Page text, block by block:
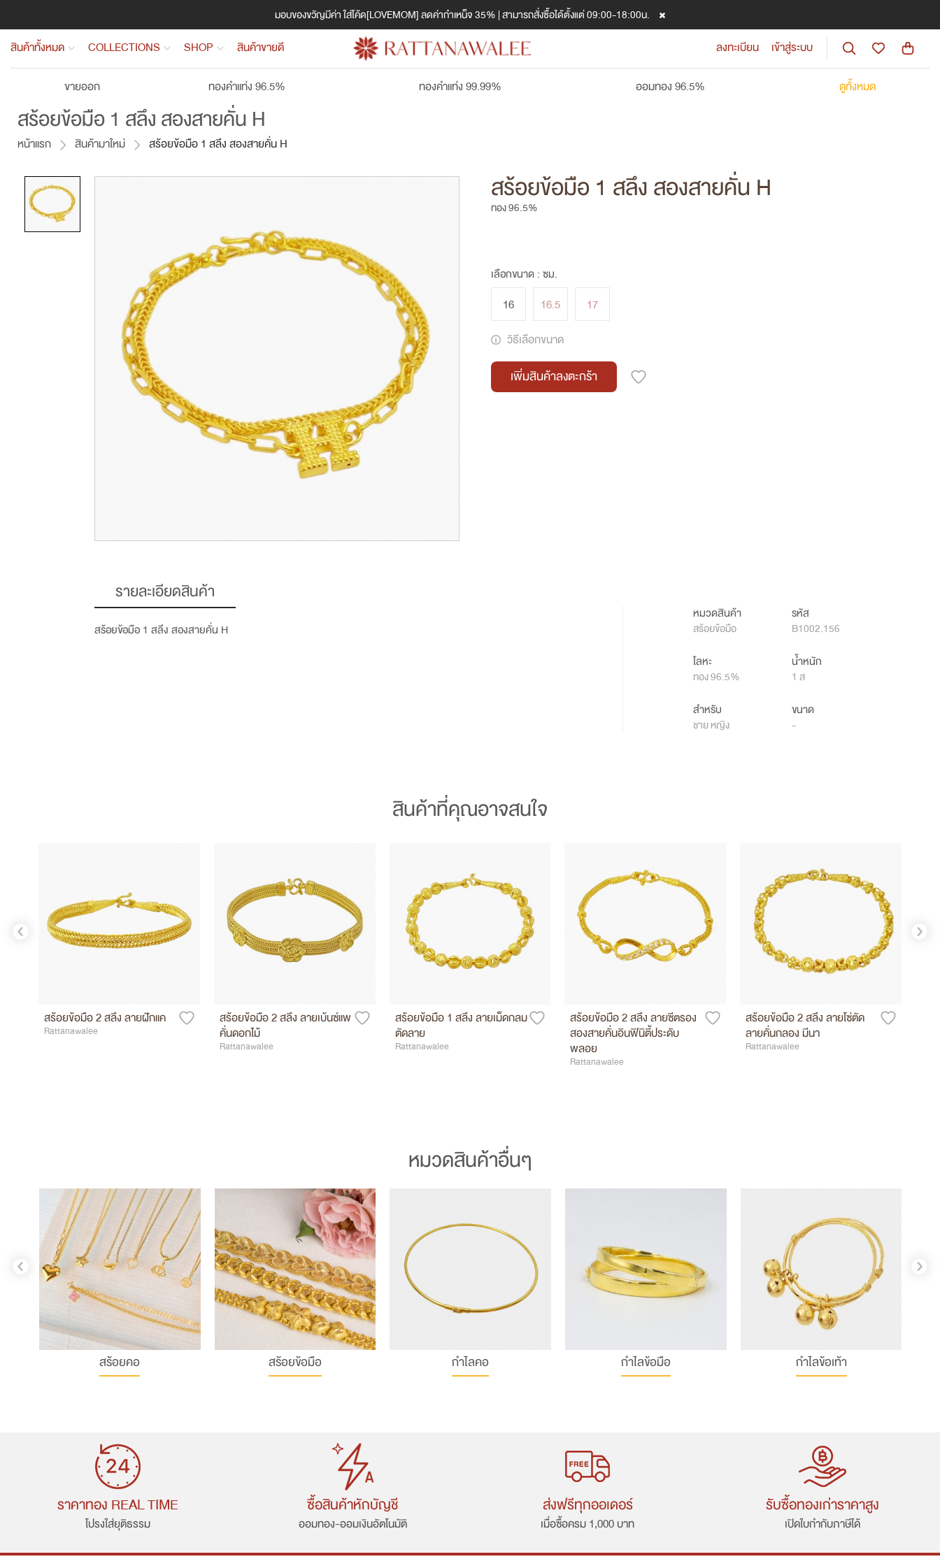
มอบของขวัญมีค่า ใส่โค้ด[LOVEMOM] ลดค่ากำเหน็จ 35% | สามารถสั่งซื้อได้ตั้งแต่ 09:00-18:00น.
สินค้าทั้งหมด COLLECTIONS SHOP สินค้าขายดี ลงทะเบียน เข้าสู่ระบบ
ขายออก ทองคำแท่ง 96.5% ทองคำแท่ง 99.99% ออมทอง 96.5% ดูทั้งหมด
สร้อยข้อมือ 1 สลึง สองสายคั่น H
หน้าแรก สินค้ามาใหม่ สร้อยข้อมือ 1 สลึง สองสายคั่น H
สร้อยข้อมือ 1 สลึง สองสายคั่น H
ทอง 96.5%
เลือกขนาด : ซม.
16 16.5
17
วิธีเลือกขนาด
เพิ่มสินค้าลงตะกร้า
รายละเอียดสินค้า
สร้อยข้อมือ 1 สลึง สองสายคั่น H
หมวดสินค้า
สร้อยข้อมือ
โลหะ
ทอง 96.5%
สำหรับ
ชาย หญิง
รหัส
B1002.156
น้ำหนัก
1 ส
ขนาด
-
สินค้าที่คุณอาจสนใจ
สร้อยข้อมือ 2 สลึง ลายฝักแค
Rattanawalee
สร้อยข้อมือ 2 สลึง ลายเบ้นซ์แพ
คั่นดอกไม้
Rattanawalee
สร้อยข้อมือ 1 สลึง ลายเม็ดกลม
ตัดลาย
Rattanawalee
สร้อยข้อมือ 2 สลึง ลายซีตรอง
สองสายคั่นอินฟินิตี้ประดับ
พลอย
Rattanawalee
สร้อยข้อมือ 2 สลึง ลายโซ่ตัด
ลายคั่นกลอง มีนา
Rattanawalee
หมวดสินค้าอื่นๆ
สร้อยคอ สร้อยข้อมือ กำไลคอ กำไลข้อมือ กำไลข้อเท้า
ราคาทอง REAL TIME
โปรงใส่ยุติธรรม
ซื้อสินค้าหักบัญชี
ออมทอง-ออมเงินอัตโนมัติ
ส่งฟรีทุกออเดอร์
เมื่อซื้อครม 1,000 บาท
รับซื้อทองเก่าราคาสูง
เปิดใบกำกับภาษีได้